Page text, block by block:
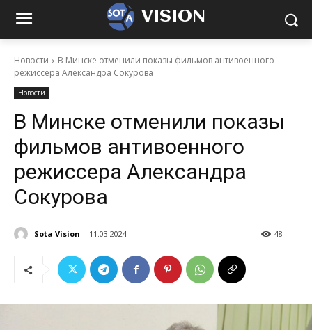
VISION
Новости
В Минске отменили показы фильмов антивоенного
режиссера Александра Сокурова
Новости
В Минске отменили показы
фильмов антивоенного
режиссера Александра
Сокурова
Sota Vision 11.03.2024 48